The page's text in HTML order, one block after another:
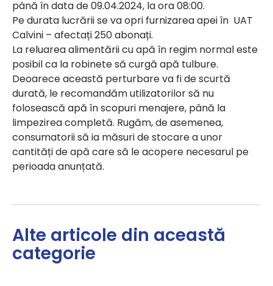
până în data de 09.04.2024, la ora 08:00.
Pe durata lucrării se va opri furnizarea apei în UAT
Calvini – afectați 250 abonați.
La reluarea alimentării cu apă în regim normal este
posibil ca la robinete să curgă apă tulbure.
Deoarece această perturbare va fi de scurtă
durată, le recomandăm utilizatorilor să nu
folosească apă în scopuri menajere, până la
limpezirea completă. Rugăm, de asemenea,
consumatorii să ia măsuri de stocare a unor
cantități de apă care să le acopere necesarul pe
perioada anunțată.
Alte articole din această
categorie